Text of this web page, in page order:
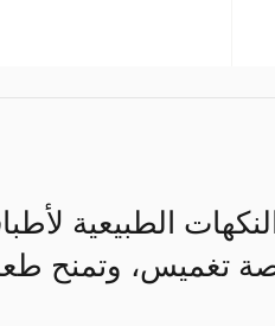
الطبيعية
تغميس، وتمنح